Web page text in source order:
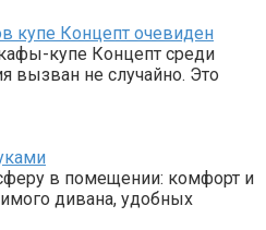
купе Концепт очевиден
купе Концепт среди
вызван не случайно. Это
в помещении: комфорт и
дивана, удобных